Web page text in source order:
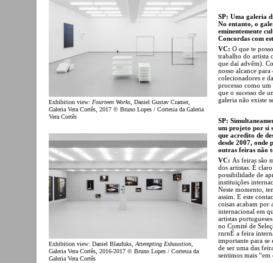
Exhibition view: Fourteen Works , Daniel Gustav Cramer,
Galeria Vera Cortês, 2017 © Bruno Lopes / Cortesia da Galeria
Vera Cortês
Exhibition view: Daniel Blaufuks, Attempting Exhaustion
Galeria Vera Cortês, 2016-2017 © Bruno Lopes / Cortesia da
Galeria Vera Cortês
SP: Uma galeria
No entanto, o
eminentemente
Concordas com
VC: O que te
trabalho do artista
que daí advêm).
nosso alcance
colecionadores e
processo como
que o sucesso de
galeria não existe
SP:
um projeto por si
que acredito de
desde 2007, onde
outras feiras não
VC: As feiras são
dos artistas. É
possibilidade de
instituições
Neste momento,
assim. E este
coisas acabam por
internacional em
artistas
no Comité de
rnrnÉ a feira
importante para se
de ser uma das
sentimos mais “em